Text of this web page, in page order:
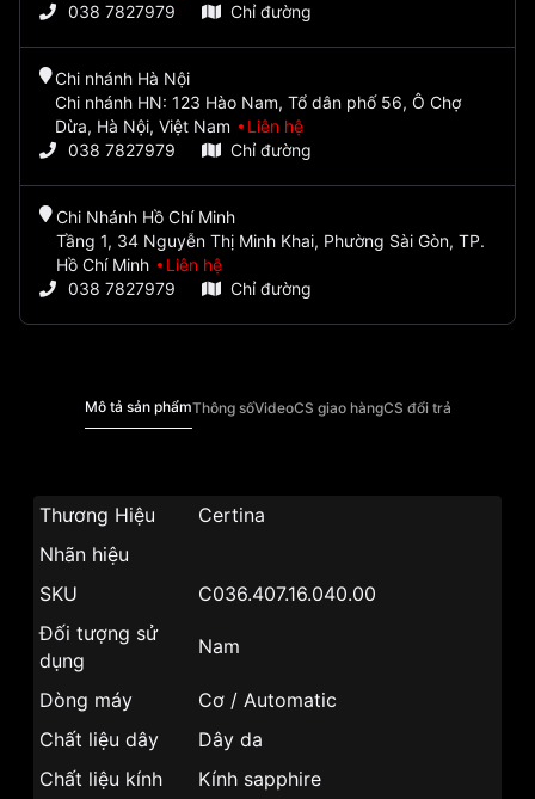
038 7827979
Chỉ đường
Chi nhánh Hà Nội
Chi nhánh HN: 123 Hào Nam, Tổ dân phố 56, Ô Chợ
Dừa, Hà Nội, Việt Nam
Liên hệ
038 7827979
Chỉ đường
Chi Nhánh Hồ Chí Minh
Tầng 1, 34 Nguyễn Thị Minh Khai, Phường Sài Gòn, TP.
Hồ Chí Minh
Liên hệ
038 7827979
Chỉ đường
Mô tả sản phẩmThông sốVideoCS giao hàngCS đổi trả
Thương Hiệu
Certina
Nhãn hiệu
SKU
C036.407.16.040.00
Đối tượng sử
dụng
Nam
Dòng máy
Cơ / Automatic
Chất liệu dây
Dây da
Chất liệu kính
Kính sapphire